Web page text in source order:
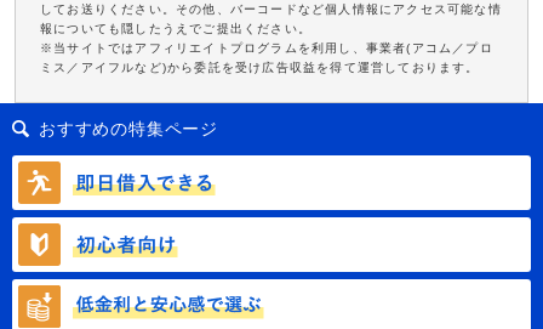
してお送りください。その他、バーコードなど個人情報にアクセス可能な情
報についても隠したうえでご提出ください。
※当サイトではアフィリエイトプログラムを利用し、事業者(アコム／プロ
ミス／アイフルなど)から委託を受け広告収益を得て運営しております。
おすすめの特集ページ